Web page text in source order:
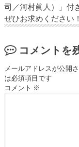
司／河村眞人）」付
ぜひお求めください！
コメントを
メールアドレスが公開
は必須項目です
コメント ※